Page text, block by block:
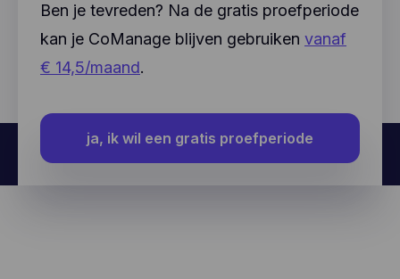
Ben je tevreden? Na de gratis proefperiode
kan je CoManage blijven gebruiken vanaf
€ 14,5/maand.
ja, ik wil een gratis proefperiode